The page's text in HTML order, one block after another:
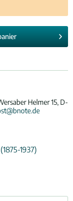
Helmer 15, D-
1937)